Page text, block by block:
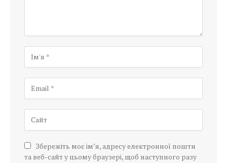
Збережіть моє ім’я, адресу електронної пошти
та веб-сайт у цьому браузері, щоб наступного разу